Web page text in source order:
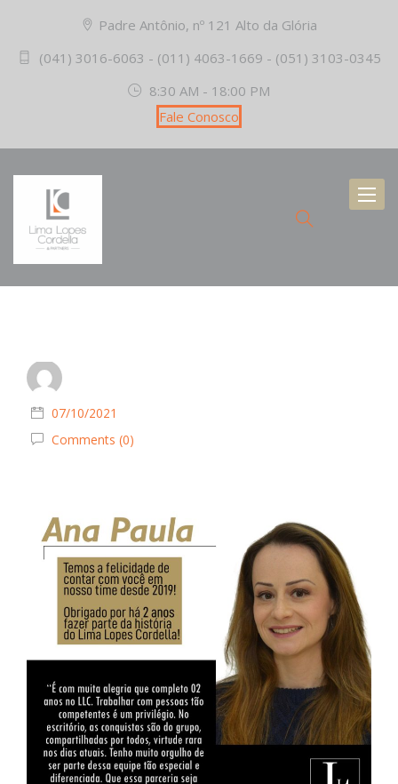
Padre Antônio, nº 121 Alto da Glória
(041) 3016-6063 - (011) 4063-1669 - (051) 3103-0345
8:30 AM - 18:00 PM
Fale Conosco
07/10/2021
Comments (0)